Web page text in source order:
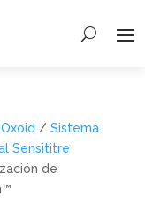
/ Sistema
Sensititre
de